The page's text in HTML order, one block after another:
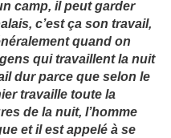
camp, il peut garder
c’est ça son travail,
quand on
qui travaillent la nuit
dur parce que selon le
travaille toute la
de la nuit, l’homme
et il est appelé à se